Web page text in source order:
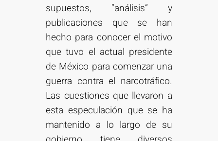
supuestos, “análisis” y
publicaciones que se han
hecho para conocer el motivo
que tuvo el actual presidente
de México para comenzar una
guerra contra el narcotráfico.
Las cuestiones que llevaron a
esta especulación que se ha
mantenido a lo largo de su